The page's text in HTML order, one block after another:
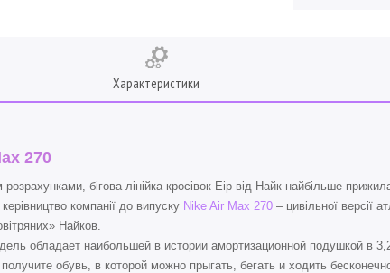
Характеристики
270
бігова лінійка кросівок Еір від Найк найбільше
компанії до випуску Nike Air Max 270 – цивільної версії
Найков.
обладает наибольшей в истории амортизационной подушкой в
обувь, в которой можно прыгать, бегать и ходить